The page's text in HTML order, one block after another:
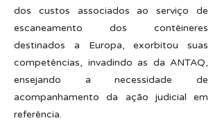
dos custos associados ao serviço de
escaneamento dos contêineres
destinados a Europa, exorbitou suas
competências, invadindo as da ANTAQ,
ensejando a necessidade de
acompanhamento da ação judicial em
referência.